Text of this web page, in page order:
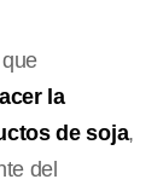
la
de soja,
del